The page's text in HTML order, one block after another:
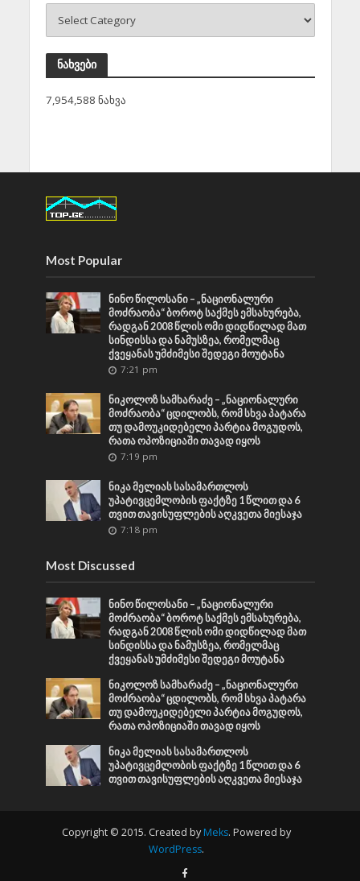
ნახვები
7,954,588 ნახვა
Most Popular
ნინო წილოსანი – „ნაციონალური
მოძრაობა“ ბოროტ საქმეს ემსახურება,
რადგან 2008 წლის ომი დიდწილად მათ
სინდისსა და ნამუსზეა, რომელმაც
ქვეყანას უმძიმესი შედეგი მოუტანა
7:21 pm
ნიკოლოზ სამხარაძე – „ნაციონალური
მოძრაობა“ ცდილობს, რომ სხვა პატარა
თუ დამოუკიდებელი პარტია მოგუდოს,
რათა ოპოზიციაში თავად იყოს
7:19 pm
ნიკა მელიას სასამართლოს
უპატივცემლობის ფაქტზე 1 წლით და 6
თვით თავისუფლების აღკვეთა მიესაჯა
7:18 pm
Most Discussed
ნინო წილოსანი – „ნაციონალური
მოძრაობა“ ბოროტ საქმეს ემსახურება,
რადგან 2008 წლის ომი დიდწილად მათ
სინდისსა და ნამუსზეა, რომელმაც
ქვეყანას უმძიმესი შედეგი მოუტანა
ნიკოლოზ სამხარაძე – „ნაციონალური
მოძრაობა“ ცდილობს, რომ სხვა პატარა
თუ დამოუკიდებელი პარტია მოგუდოს,
რათა ოპოზიციაში თავად იყოს
ნიკა მელიას სასამართლოს
უპატივცემლობის ფაქტზე 1 წლით და 6
თვით თავისუფლების აღკვეთა მიესაჯა
Copyright © 2015. Created by Meks. Powered by
WordPress.